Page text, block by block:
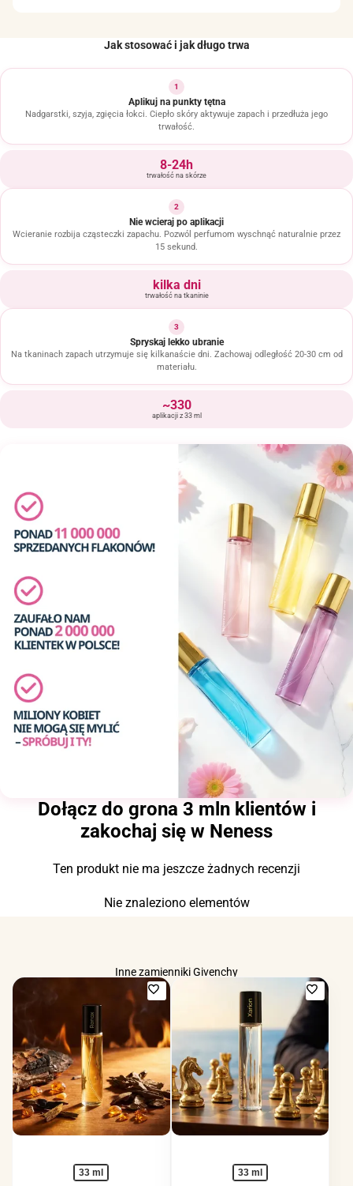
Jak stosować i jak długo trwa
1
Aplikuj na punkty tętna
Nadgarstki, szyja, zgięcia łokci. Ciepło skóry aktywuje zapach i przedłuża jego
trwałość.
8-24h
trwałość na skórze
2
Nie wcieraj po aplikacji
Wcieranie rozbija cząsteczki zapachu. Pozwól perfumom wyschnąć naturalnie przez
15 sekund.
kilka dni
trwałość na tkaninie
3
Spryskaj lekko ubranie
Na tkaninach zapach utrzymuje się kilkanaście dni. Zachowaj odległość 20-30 cm od
materiału.
~330
aplikacji z 33 ml
Dołącz do grona 3 mln klientów i
zakochaj się w Neness
Ten produkt nie ma jeszcze żadnych recenzji
Nie znaleziono elementów
Inne zamienniki Givenchy
Dodaj
ulubionych
33 ml
Dodaj
do
33 ml